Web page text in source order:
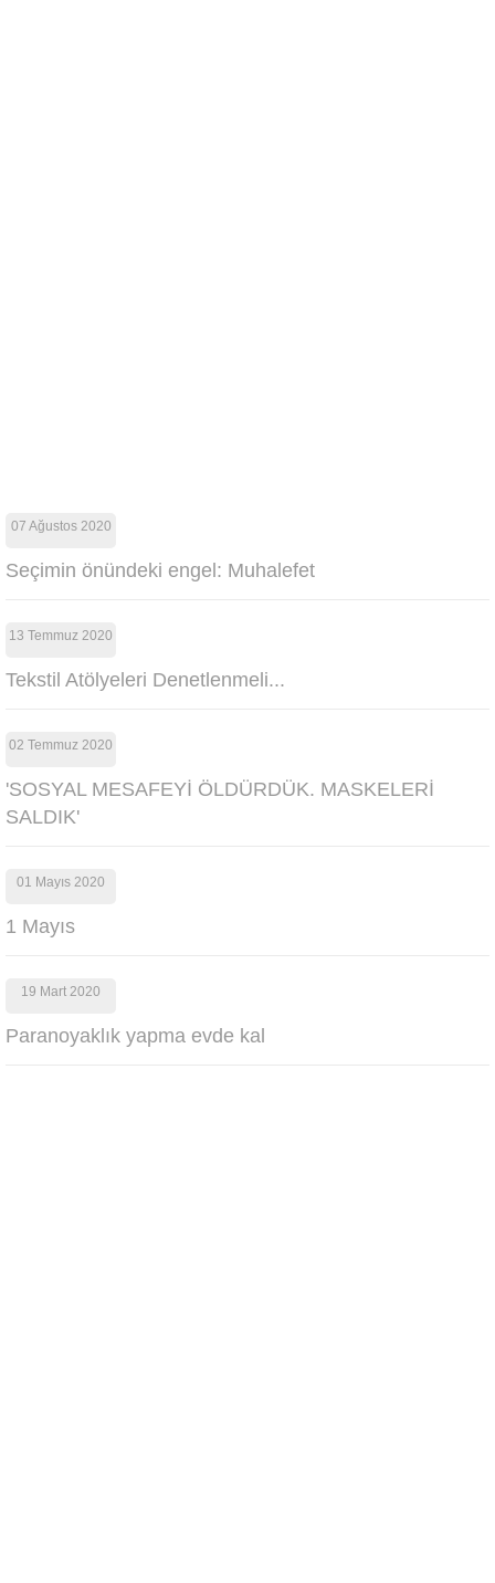
07 Ağustos 2020
Seçimin önündeki engel: Muhalefet
13 Temmuz 2020
Tekstil Atölyeleri Denetlenmeli...
02 Temmuz 2020
'SOSYAL MESAFEYİ ÖLDÜRDÜK. MASKELERİ
SALDIK'
01 Mayıs 2020
1 Mayıs
19 Mart 2020
Paranoyaklık yapma evde kal